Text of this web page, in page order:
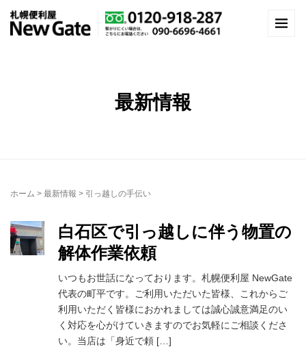
最新情報
ホーム > 最新情報 > 引っ越しの手伝い
白石区で引っ越しに伴う物置の
解体作業依頼
いつもお世話になっております。札幌便利屋 NewGate
代表の町平です。ご利用いただいた皆様、これからご
利用いただく皆様におかれましては誠心誠意満足のい
く対応を心がけていきますのでお気軽にご相談くださ
い。当店は「身近で頼 […]